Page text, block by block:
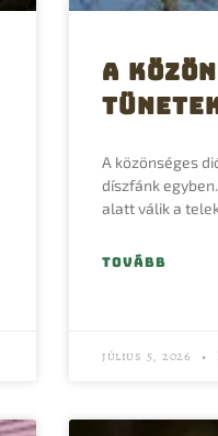
A
A közönséges
díszfánk
alatt válik a
TOVÁBB
július 5, 2026